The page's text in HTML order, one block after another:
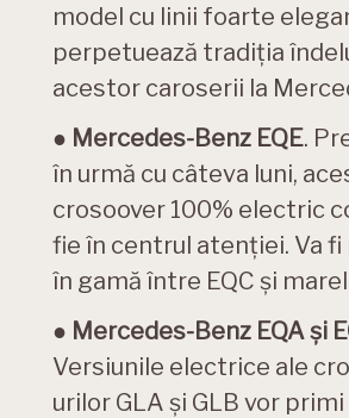
model cu linii foarte
perpetuează tradiția
acestor caroserii la
● Mercedes-Benz EQE.
în urmă cu câteva luni,
crosoover 100% electric
fie în centrul atenției. Va
în gamă între EQC și
● Mercedes-Benz EQA și
Versiunile electrice ale
urilor GLA și GLB vor